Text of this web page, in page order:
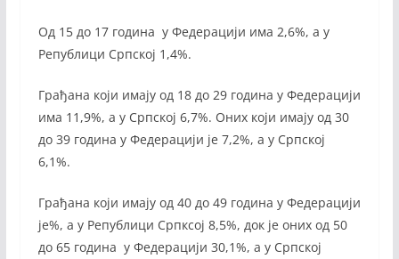
Од 15 до 17 година у Федерацији има 2,6%, а у
Републици Српској 1,4%.
Грађана који имају од 18 до 29 година у Федерацији
има 11,9%, а у Српској 6,7%. Оних који имају од 30
до 39 година у Федерацији је 7,2%, а у Српској
6,1%.
Грађана који имају од 40 до 49 година у Федерацији
је%, а у Републици Српксој 8,5%, док је оних од 50
до 65 година у Федерацији 30,1%, а у Српској